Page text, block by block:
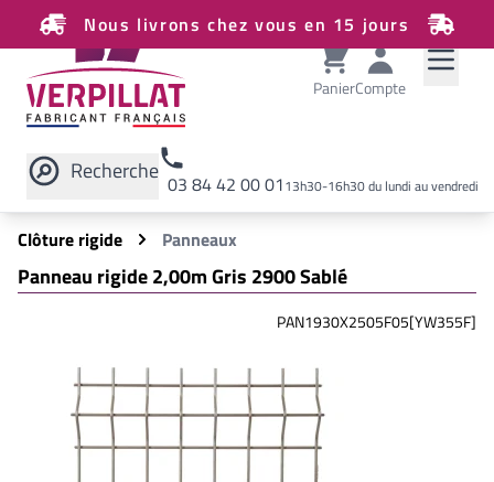
Nous livrons chez vous en 15 jours
PanierCompte
Recherche 03 84 42 00 0113h30-16h30 du lundi au vendredi
Rechercher sur le site
Clôture rigide
Panneaux
Panneau rigide 2,00m Gris 2900 Sablé
PAN1930X2505F05[YW355F]